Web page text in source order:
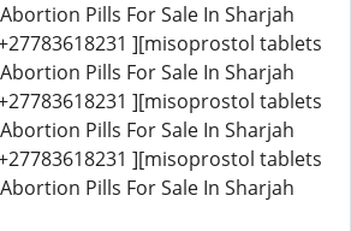
Pills For Sale In Sharjah
][misoprostol tablets
Pills For Sale In Sharjah
][misoprostol tablets
Pills For Sale In Sharjah
][misoprostol tablets
Pills For Sale In Sharjah